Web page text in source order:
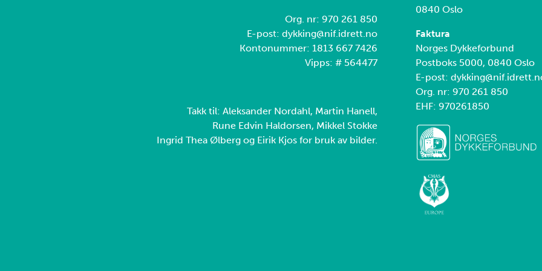
Org. nr: 970 261 850
E-post: dykking@nif.idrett.no
Kontonummer: 1813 667 7426
Vipps: # 564477
Takk til: Aleksander Nordahl, Martin Hanell,
Rune Edvin Haldorsen, Mikkel Stokke
Ingrid Thea Ølberg og Eirik Kjos for bruk av bilder.
0840 Oslo
Faktura
Norges Dykkeforbund
Postboks 5000, 0840 Oslo
E-post:
Org. nr: 970 261 850
EHF: 970261850